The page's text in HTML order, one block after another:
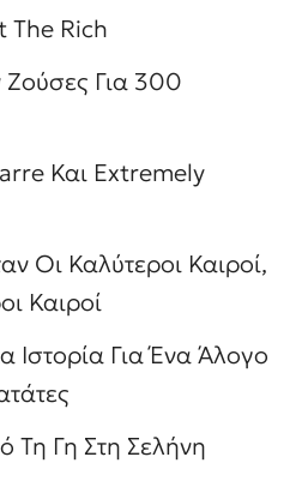
The Rich
Ζούσες Για 300
Και Extremely
Οι Καλύτεροι Καιροί,
Καιροί
Ιστορία Για Ένα Άλογο
Τη Γη Στη Σελήνη